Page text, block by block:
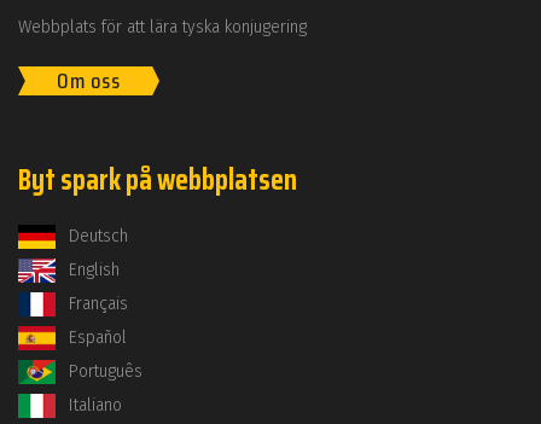
Webbplats för att lära tyska konjugering
Om oss
Byt spark på webbplatsen
Deutsch
English
Français
Español
Português
Italiano